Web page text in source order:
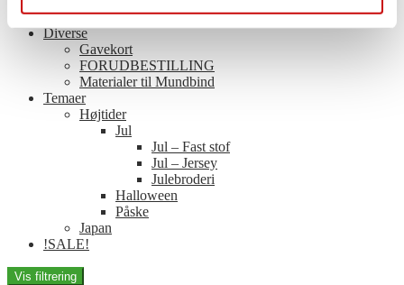
Ugens tilbud
Diverse
Gavekort
FORUDBESTILLING
Materialer til Mundbind
Temaer
Højtider
Jul
Jul – Fast stof
Jul – Jersey
Julebroderi
Halloween
Påske
Japan
!SALE!
Vis filtrering